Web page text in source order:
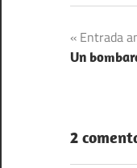
de
Entrada
Un
2